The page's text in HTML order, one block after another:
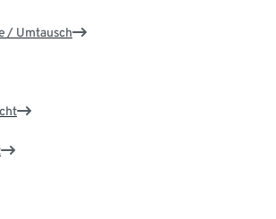
/ Umtausch